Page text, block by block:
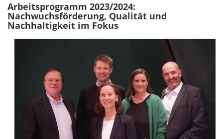
Arbeitsprogramm 2023/2024:
Nachwuchsförderung, Qualität und
Nachhaltigkeit im Fokus